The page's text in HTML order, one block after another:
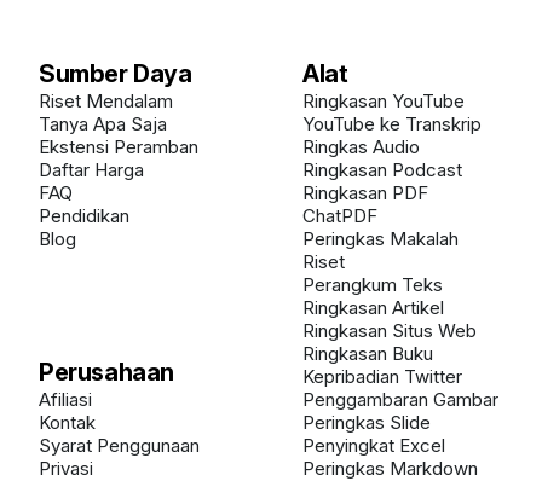
Sumber Daya
Riset Mendalam
Tanya Apa Saja
Ekstensi Peramban
Daftar Harga
FAQ
Pendidikan
Blog
Perusahaan
Afiliasi
Kontak
Syarat Penggunaan
Privasi
Alat
Ringkasan YouTube
YouTube ke Transkrip
Ringkas Audio
Ringkasan Podcast
Ringkasan PDF
ChatPDF
Peringkas Makalah
Riset
Perangkum Teks
Ringkasan Artikel
Ringkasan Situs Web
Ringkasan Buku
Kepribadian Twitter
Penggambaran Gambar
Peringkas Slide
Penyingkat Excel
Peringkas Markdown